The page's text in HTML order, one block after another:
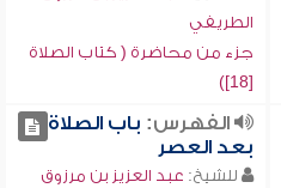
الطريفي
جزء من محاضرة ( كتاب الصلاة
[18])
الفهرس: باب الصلاة
بعد العصر
للشيخ: عبد العزيز بن مرزوق